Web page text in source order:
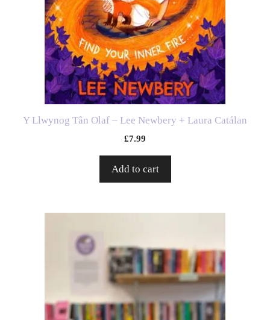
Y Llwynog Tân Olaf – Lee Newbery + Laura Catálan
£7.99
Add to cart